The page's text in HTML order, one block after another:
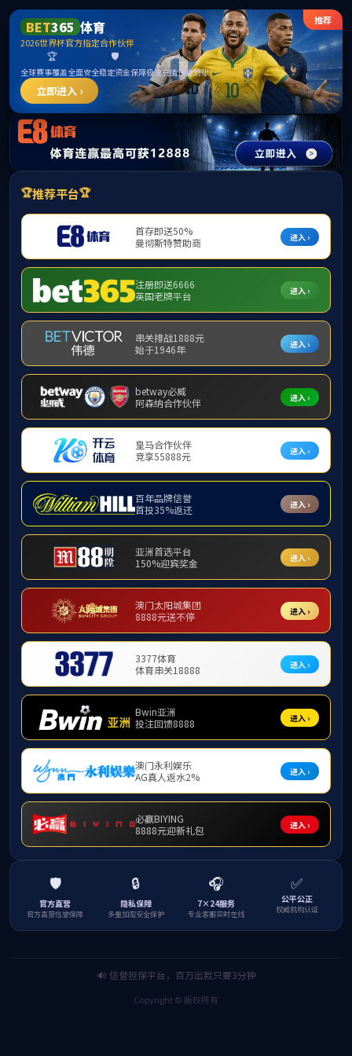
英国上市公司官网365(认证平台)Platinum China
学院概况 师资队伍 科学研究 国际交流
教学成果展示
导师团队
谭忆秋
王健
董泽蛟
单丽岩
安实
孟祥海
王东升
胡晓伟
王大为
张亚平
高庆飞
王晓宁
马宪永
申报书
成果报告
成果视频